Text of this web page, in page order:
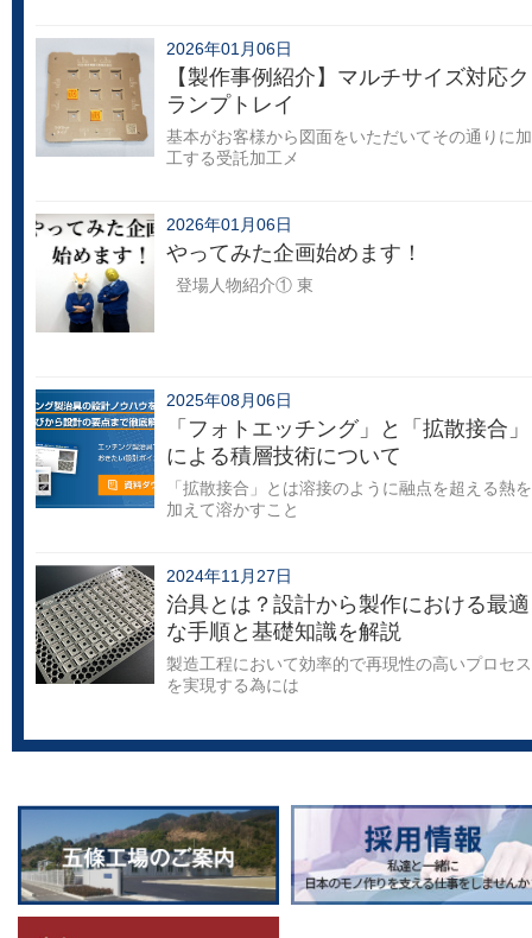
2026年01月06日
【製作事例紹介】マルチサイズ対応ク
ランプトレイ
基本がお客様から図面をいただいてその通りに加
工する受託加工メ
2026年01月06日
やってみた企画始めます！
登場人物紹介① 東
2025年08月06日
「フォトエッチング」と「拡散接合」
による積層技術について
「拡散接合」とは溶接のように融点を超える熱を
加えて溶かすこと
2024年11月27日
治具とは？設計から製作における最適
な手順と基礎知識を解説
製造工程において効率的で再現性の高いプロセス
を実現する為には